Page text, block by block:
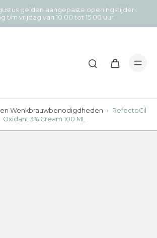
gelden aangepaste openingstijden:
t/m vrijdag van 10.00 tot 15.00 uur.
Wenkbrauwbenodigdheden › RefectoCil
Oxidant 3% Cream 100 ML